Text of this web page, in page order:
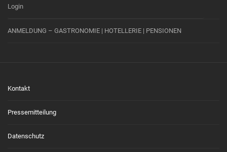
Login
ANMELDUNG – GASTRONOMIE | HOTELLERIE | PENSIONEN
Kontakt
Pressemitteilung
Datenschutz